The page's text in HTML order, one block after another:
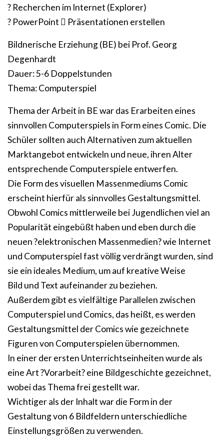
? Recherchen im Internet (Explorer)
? PowerPoint  Präsentationen erstellen
Bildnerische Erziehung (BE) bei Prof. Georg
Degenhardt
Dauer: 5-6 Doppelstunden
Thema: Computerspiel
Thema der Arbeit in BE war das Erarbeiten eines
sinnvollen Computerspiels in Form eines Comic. Die
Schüler sollten auch Alternativen zum aktuellen
Marktangebot entwickeln und neue, ihren Alter
entsprechende Computerspiele entwerfen.
Die Form des visuellen Massenmediums Comic
erscheint hierfür als sinnvolles Gestaltungsmittel.
Obwohl Comics mittlerweile bei Jugendlichen viel an
Popularität eingebüßt haben und eben durch die
neuen ?elektronischen Massenmedien? wie Internet
und Computerspiel fast völlig verdrängt wurden, sind
sie ein ideales Medium, um auf kreative Weise
Bild und Text aufeinander zu beziehen.
Außerdem gibt es vielfältige Parallelen zwischen
Computerspiel und Comics, das heißt, es werden
Gestaltungsmittel der Comics wie gezeichnete
Figuren von Computerspielen übernommen.
In einer der ersten Unterrichtseinheiten wurde als
eine Art ?Vorarbeit? eine Bildgeschichte gezeichnet,
wobei das Thema frei gestellt war.
Wichtiger als der Inhalt war die Form in der
Gestaltung von 6 Bildfeldern unterschiedliche
Einstellungsgrößen zu verwenden.